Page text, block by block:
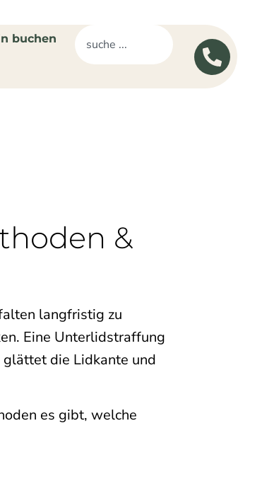
buchen
&
langfristig zu
Eine Unterlidstraffung
die Lidkante und
es gibt, welche